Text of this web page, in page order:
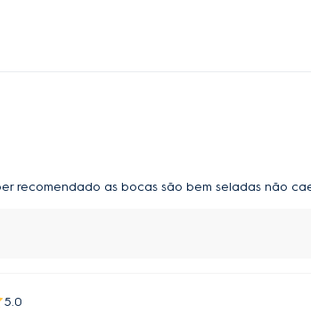
recomendado as bocas são bem seladas não
5.0